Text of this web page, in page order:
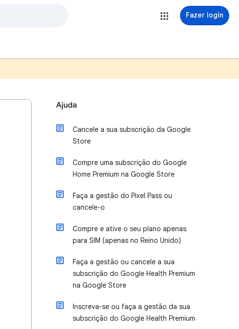
Fazer login
Ajuda
Cancele a sua subscrição da Google
Store
Compre uma subscrição do Google
Home Premium na Google Store
Faça a gestão do Pixel Pass ou
cancele-o
Compre e ative o seu plano apenas
para SIM (apenas no Reino Unido)
Faça a gestão ou cancele a sua
subscrição do Google Health Premium
na Google Store
Inscreva-se ou faça a gestão da sua
subscrição do Google Health Premium